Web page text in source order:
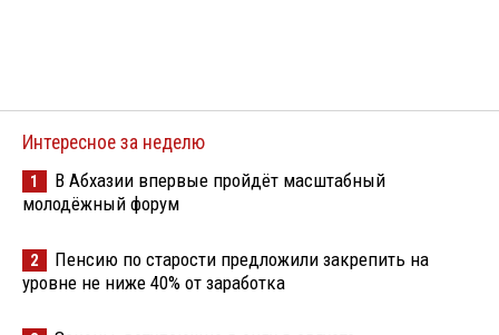
Интересное за неделю
1
В Абхазии впервые пройдёт масштабный
молодёжный форум
2
Пенсию по старости предложили закрепить на
уровне не ниже 40% от заработка